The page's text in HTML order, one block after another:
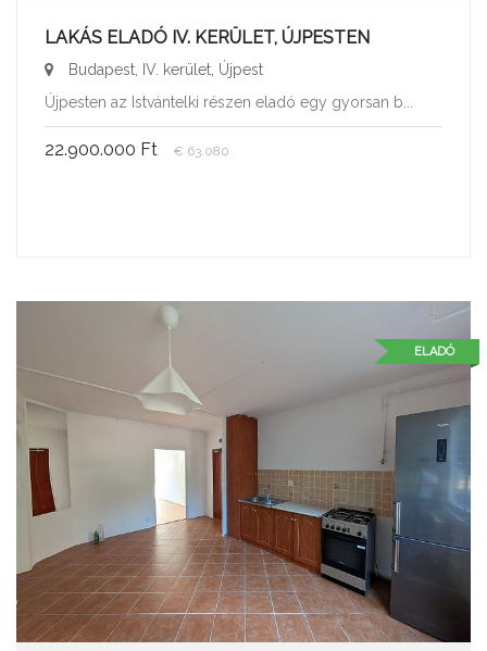
LAKÁS ELADÓ IV. KERÜLET, ÚJPESTEN
Budapest, IV. kerület, Újpest
Újpesten az Istvántelki részen eladó egy gyorsan b...
22.900.000 Ft € 63.080
ELADÓ